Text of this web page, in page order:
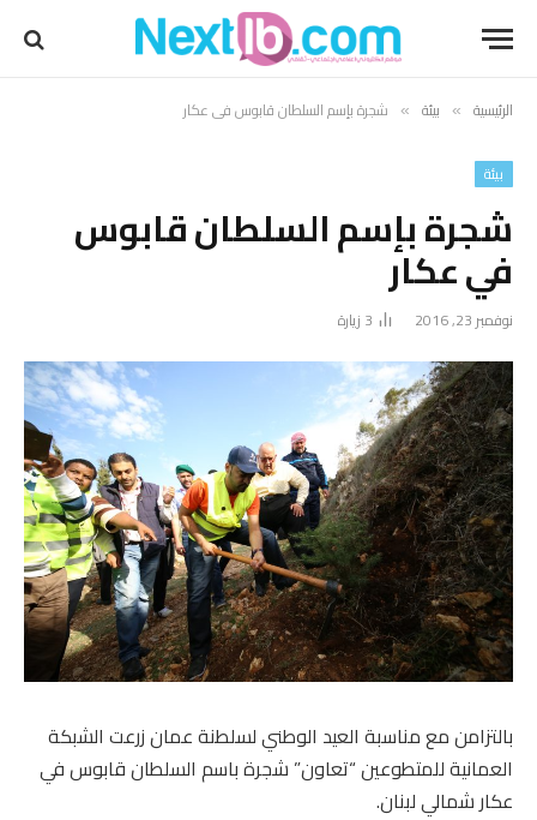
الرئيسية » بيئة » شجرة بإسم السلطان قابوس في عكار
بيئة
شجرة بإسم السلطان قابوس
في عكار
نوفمبر 23, 2016 3 زيارة
بالتزامن مع مناسبة العيد الوطني لسلطنة عمان زرعت الشبكة
العمانية للمتطوعين “تعاون” شجرة باسم السلطان قابوس في
عكار شمالي لبنان.